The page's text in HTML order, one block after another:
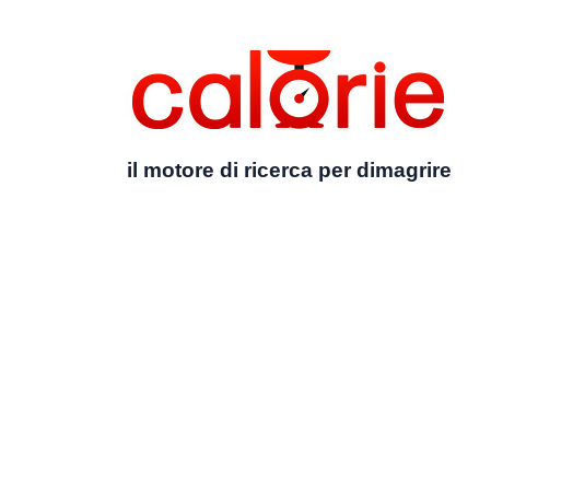
il motore di ricerca per dimagrire